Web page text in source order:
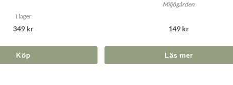
I lager
349 kr
Köp
Miljögården
149 kr